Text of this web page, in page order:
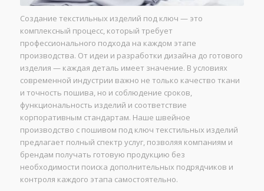
Создание текстильных изделий под ключ — это
комплексный процесс, который требует
профессионального подхода на каждом этапе
производства. От идеи и разработки дизайна до готового
изделия — каждая деталь имеет значение. В условиях
современной индустрии важно не только качество ткани
и точность пошива, но и соблюдение сроков,
функциональность изделий и соответствие
корпоративным стандартам. Наше швейное
производство с пошивом под ключ текстильных изделий
предлагает полный спектр услуг, позволяя компаниям и
брендам получать готовую продукцию без
необходимости поиска дополнительных подрядчиков и
контроля каждого этапа самостоятельно.